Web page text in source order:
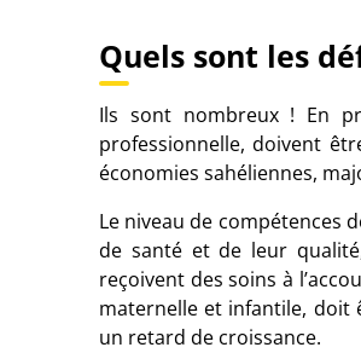
Quels sont les
Ils sont nombreux ! En
professionnelle, doivent
économies sahéliennes,
Le niveau de compétences
de santé et de leur
reçoivent des soins à
maternelle et infantile, doit
un retard de croissance.